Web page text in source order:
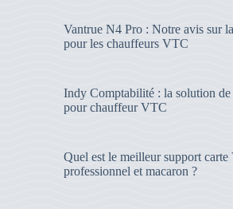
Vantrue N4 Pro : Notre avis sur
pour les chauffeurs VTC
Indy Comptabilité : la solution
pour chauffeur VTC
Quel est le meilleur support
professionnel et macaron ?